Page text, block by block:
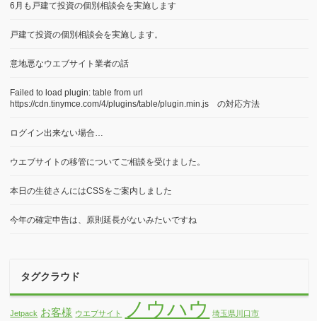
6月も戸建て投資の個別相談会を実施します
戸建て投資の個別相談会を実施します。
意地悪なウエブサイト業者の話
Failed to load plugin: table from url
https://cdn.tinymce.com/4/plugins/table/plugin.min.js の対応方法
ログイン出来ない場合…
ウエブサイトの移管についてご相談を受けました。
本日の生徒さんにはCSSをご案内しました
今年の確定申告は、原則延長がないみたいですね
タグクラウド
Jetpack お客様 ウエブサイト ノウハウ 埼玉県川口市